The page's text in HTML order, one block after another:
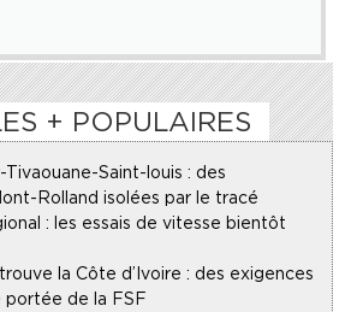
+ POPULAIRES
Saint-louis : des
Rolland isolées par le tracé
: les essais de vitesse bientôt
la Côte d’Ivoire : des exigences
portée de la FSF